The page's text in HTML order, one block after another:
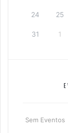
24 25
31 1
Sem Eventos